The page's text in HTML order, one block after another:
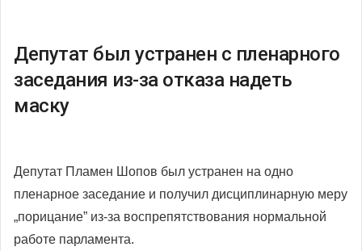
Депутат был устранен с пленарного
заседания из-за отказа надеть
маску
Депутат Пламен Шопов был устранен на одно
пленарное заседание и получил дисциплинарную меру
„порицание” из-за воспрепятствования нормальной
работе парламента.